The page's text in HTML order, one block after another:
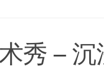
秀 – 沉